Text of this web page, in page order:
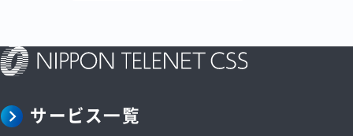
サービス一覧